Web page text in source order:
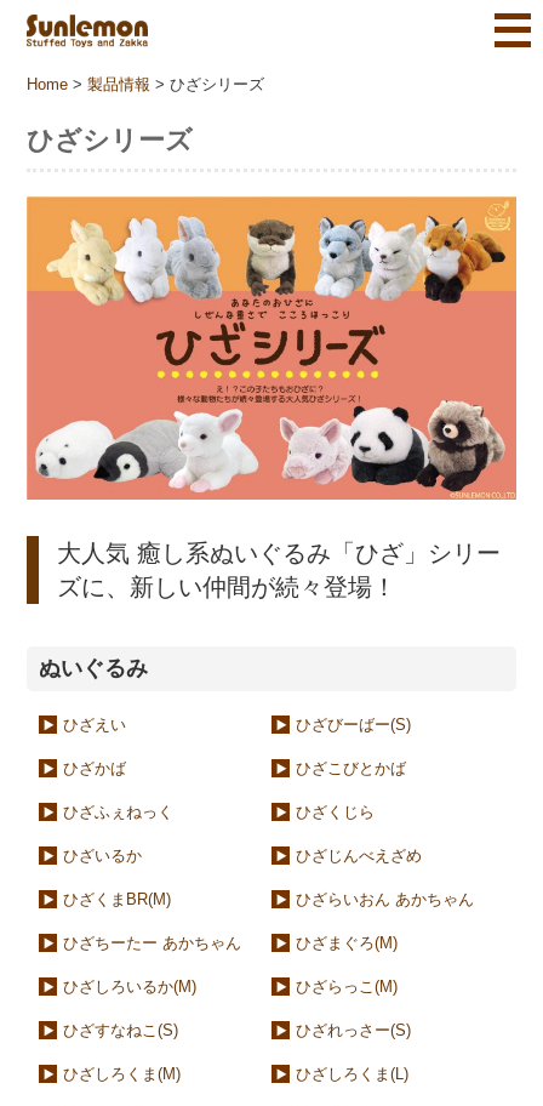
Home >製品情報 >ひざシリーズ
ひざシリーズ
大人気 癒し系ぬいぐるみ「ひざ」シリー
ズに、新しい仲間が続々登場！
ぬいぐるみ
ひざえい ひざびーばー(S)
ひざかば ひざこびとかば
ひざふぇねっく ひざくじら
ひざいるか ひざじんべえざめ
ひざくまBR(M) ひざらいおん あかちゃん
ひざちーたー あかちゃん ひざまぐろ(M)
ひざしろいるか(M) ひざらっこ(M)
ひざすなねこ(S) ひざれっさー(S)
ひざしろくま(M) ひざしろくま(L)